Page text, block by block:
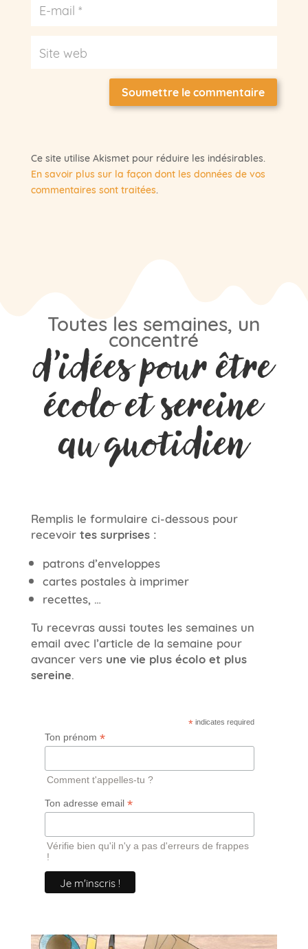
Soumettre le commentaire
Ce site utilise Akismet pour réduire les indésirables.
En savoir plus sur la façon dont les données de vos
commentaires sont traitées.
Toutes les semaines, un
concentré
d’idées pour être
écolo et sereine
au quotidien
Remplis le formulaire ci-dessous pour
recevoir tes surprises :
patrons d’enveloppes
cartes postales à imprimer
recettes, …
Tu recevras aussi toutes les semaines un
email avec l’article de la semaine pour
avancer vers une vie plus écolo et plus
sereine
* indicates required
Ton prénom *
Comment t'appelles-tu ?
Ton adresse email *
Vérifie bien qu'il n'y a pas d'erreurs de frappes
!